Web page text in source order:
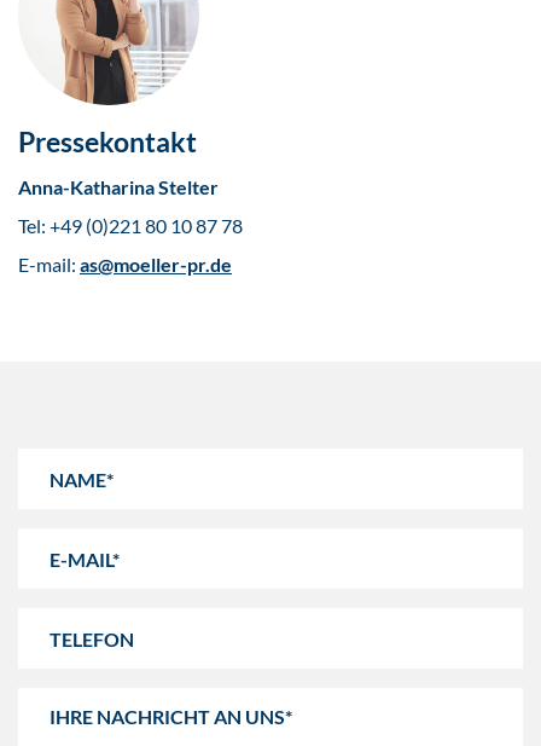
Pressekontakt
Anna-Katharina Stelter
Tel: +49 (0)221 80 10 87 78
E-mail: as@moeller-pr.de